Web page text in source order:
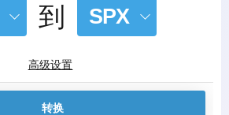
到 SPX
高级设置
转换